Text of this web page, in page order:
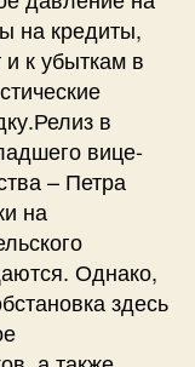
на кредиты,
и к убыткам в
в
вице-
– Петра
на
Однако,
здесь